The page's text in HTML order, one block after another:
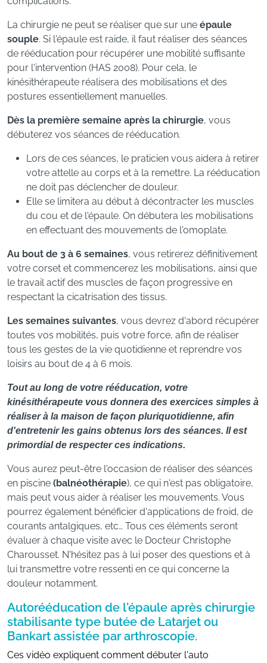
La chirurgie ne peut se réaliser que sur une épaule
souple. Si l'épaule est raide, il faut réaliser des séances
de rééducation pour récupérer une mobilité suffisante
pour l'intervention (HAS 2008). Pour cela, le
kinésithérapeute réalisera des mobilisations et des
postures essentiellement manuelles.
Dès la première semaine après la chirurgie, vous
débuterez vos séances de rééducation.
Lors de ces séances, le praticien vous aidera à retirer
votre attelle au corps et à la remettre. La rééducation
ne doit pas déclencher de douleur.
Elle se limitera au début à décontracter les muscles
du cou et de l'épaule. On débutera les mobilisations
en effectuant des mouvements de l'omoplate.
Au bout de 3 à 6 semaines, vous retirerez définitivement
votre corset et commencerez les mobilisations, ainsi que
le travail actif des muscles de façon progressive en
respectant la cicatrisation des tissus.
Les semaines suivantes, vous devrez d'abord récupérer
toutes vos mobilités, puis votre force, afin de réaliser
tous les gestes de la vie quotidienne et reprendre vos
loisirs au bout de 4 à 6 mois.
Tout au long de votre rééducation, votre
kinésithérapeute vous donnera des exercices simples à
réaliser à la maison de façon pluriquotidienne, afin
d'entretenir les gains obtenus lors des séances. Il est
primordial de respecter ces indications.
Vous aurez peut-être l'occasion de réaliser des séances
en piscine (balnéothérapie), ce qui n'est pas obligatoire,
mais peut vous aider à réaliser les mouvements. Vous
pourrez également bénéficier d'applications de froid, de
courants antalgiques, etc… Tous ces éléments seront
évaluer à chaque visite avec le Docteur Christophe
Charousset. N'hésitez pas à lui poser des questions et à
lui transmettre votre ressenti en ce qui concerne la
douleur notamment.
Autorééducation de l'épaule après chirurgie
stabilisante type butée de Latarjet ou
Bankart assistée par arthroscopie.
Ces vidéo expliquent comment débuter l'auto